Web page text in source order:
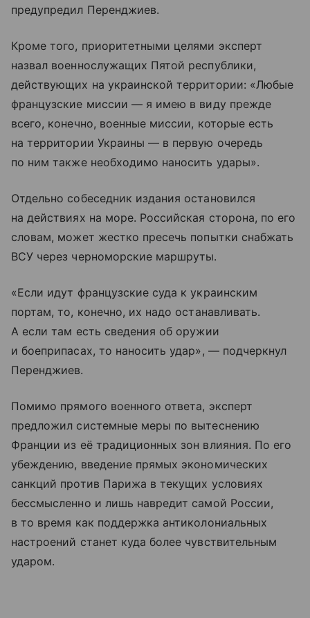
предупредил Перенджиев.
Кроме того, приоритетными целями эксперт
назвал военнослужащих Пятой республики,
действующих на украинской территории: «Любые
французские миссии — я имею в виду прежде
всего, конечно, военные миссии, которые есть
на территории Украины — в первую очередь
по ним также необходимо наносить удары».
Отдельно собеседник издания остановился
на действиях на море. Российская сторона, по его
словам, может жестко пресечь попытки снабжать
ВСУ через черноморские маршруты.
«Если идут французские суда к украинским
портам, то, конечно, их надо останавливать.
А если там есть сведения об оружии
и боеприпасах, то наносить удар», — подчеркнул
Перенджиев.
Помимо прямого военного ответа, эксперт
предложил системные меры по вытеснению
Франции из её традиционных зон влияния. По его
убеждению, введение прямых экономических
санкций против Парижа в текущих условиях
бессмысленно и лишь навредит самой России,
в то время как поддержка антиколониальных
настроений станет куда более чувствительным
ударом.